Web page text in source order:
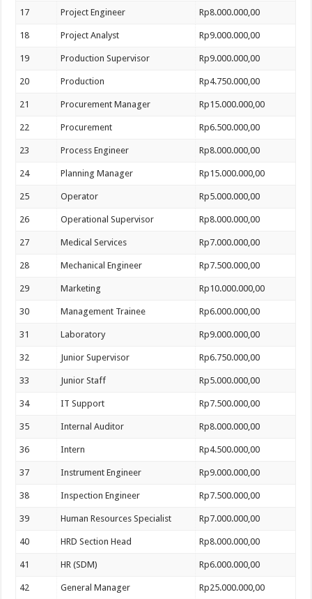
17 Project Engineer Rp8.000.000,00
18 Project Analyst Rp9.000.000,00
19 Production Supervisor Rp9.000.000,00
20 Production Rp4.750.000,00
21 Procurement Manager Rp15.000.000,00
22 Procurement Rp6.500.000,00
23 Process Engineer Rp8.000.000,00
24 Planning Manager Rp15.000.000,00
25 Operator Rp5.000.000,00
26 Operational Supervisor Rp8.000.000,00
27 Medical Services Rp7.000.000,00
28 Mechanical Engineer Rp7.500.000,00
29 Marketing Rp10.000.000,00
30 Management Trainee Rp6.000.000,00
31 Laboratory Rp9.000.000,00
32 Junior Supervisor Rp6.750.000,00
33 Junior Staff Rp5.000.000,00
34 IT Support Rp7.500.000,00
35 Internal Auditor Rp8.000.000,00
36 Intern Rp4.500.000,00
37 Instrument Engineer Rp9.000.000,00
38 Inspection Engineer Rp7.500.000,00
39 Human Resources Specialist Rp7.000.000,00
40 HRD Section Head Rp8.000.000,00
41 HR (SDM) Rp6.000.000,00
42 General Manager Rp25.000.000,00